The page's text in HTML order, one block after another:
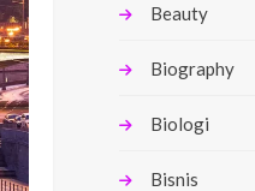
Beauty
Biography
Biologi
Bisnis